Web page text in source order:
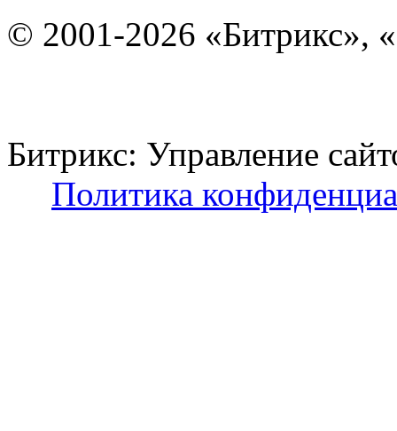
© 2001-2026 «Битрикс»,
Битрикс: Управление
Политика